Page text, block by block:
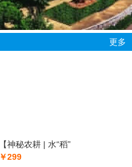
更多
【神秘农耕 | 水“稻”
￥299